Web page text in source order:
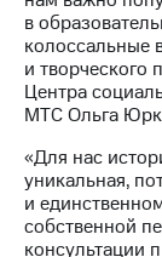
в
колоссальные
и творческого
Центра
МТС Ольга
«Для нас
уникальная,
и
собственной
консультации